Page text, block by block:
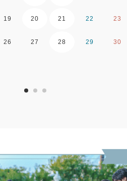
19 20 21 22 23
26 27 28 29 30